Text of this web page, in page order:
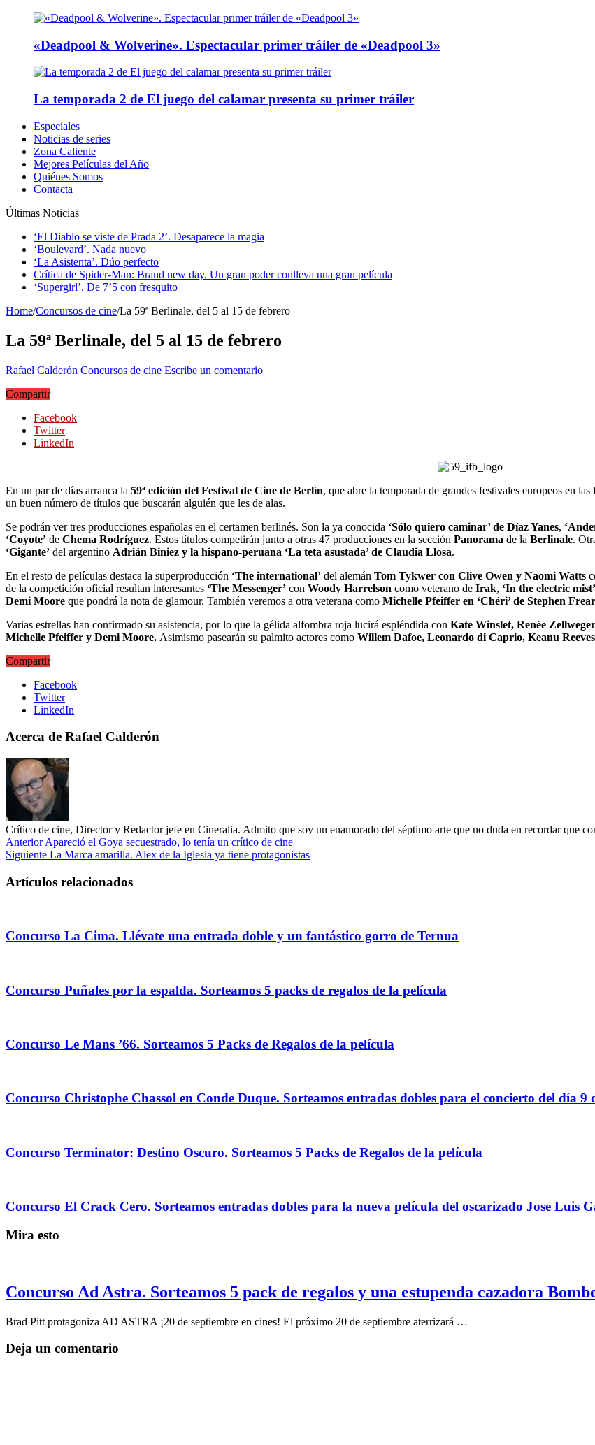
«Deadpool & Wolverine». Espectacular primer tráiler de «Deadpool 3»
La temporada 2 de El juego del calamar presenta su primer tráiler
Especiales
Noticias de series
Zona Caliente
Mejores Películas del Año
Quiénes Somos
Contacta
Últimas Noticias
‘El Diablo se viste de Prada 2’. Desaparece la magia
‘Boulevard’. Nada nuevo
‘La Asistenta’. Dúo perfecto
Crítica de Spider-Man: Brand new day. Un gran poder conlleva una gran película
‘Supergirl’. De 7’5 con fresquito
Home/Concursos de cine/La 59ª Berlinale, del 5 al 15 de febrero
La 59ª Berlinale, del 5 al 15 de febrero
Rafael Calderón Concursos de cine Escribe un comentario
Compartir
Facebook
Twitter
LinkedIn
En un par de días arranca la 59ª edición del Festival de Cine de Berlín, que abre la temporada de grandes festivales europeos en
un buen número de títulos que buscarán alguién que les de alas.
Se podrán ver tres producciones españolas en el certamen berlinés. Son la ya conocida ‘Sólo quiero caminar’ de Díaz Yanes,
‘Coyote’ de Chema Rodríguez. Estos títulos competirán junto a otras 47 producciones en la sección Panorama de la Berlinale.
‘Gigante’ del argentino Adrián Biniez y la hispano-peruana ‘La teta asustada’ de Claudia Llosa.
En el resto de películas destaca la superproducción ‘The international’ del alemán Tom Tykwer con Clive Owen y Naomi Watts
de la competición oficial resultan interesantes ‘The Messenger’ con Woody Harrelson como veterano de Irak, ‘In the electric mist’
Demi Moore que pondrá la nota de glamour. También veremos a otra veterana como Michelle Pfeiffer en ‘Chéri’ de Stephen
Varias estrellas han confirmado su asistencia, por lo que la gélida alfombra roja lucirá espléndida con Kate Winslet, Renée
Michelle Pfeiffer y Demi Moore. Asimismo pasearán su palmito actores como Willem Dafoe, Leonardo di Caprio, Keanu
Compartir
Facebook
Twitter
LinkedIn
Acerca de Rafael Calderón
Crítico de cine, Director y Redactor jefe en Cineralia. Admito que soy un enamorado del séptimo arte que no duda en recordar que
AnteriorApareció el Goya secuestrado, lo tenía un crítico de cine
Siguiente La Marca amarilla. Alex de la Iglesia ya tiene protagonistas
Artículos relacionados
Concurso La Cima. Llévate una entrada doble y un fantástico gorro de Ternua
Concurso Puñales por la espalda. Sorteamos 5 packs de regalos de la película
Concurso Le Mans ’66. Sorteamos 5 Packs de Regalos de la película
Concurso Christophe Chassol en Conde Duque. Sorteamos entradas dobles para el concierto del día 9
Concurso Terminator: Destino Oscuro. Sorteamos 5 Packs de Regalos de la película
Concurso El Crack Cero. Sorteamos entradas dobles para la nueva película del oscarizado Jose Luis
Mira esto
Concurso Ad Astra. Sorteamos 5 pack de regalos y una estupenda cazadora
Brad Pitt protagoniza AD ASTRA ¡20 de septiembre en cines! El próximo 20 de septiembre aterrizará …
Deja un comentario